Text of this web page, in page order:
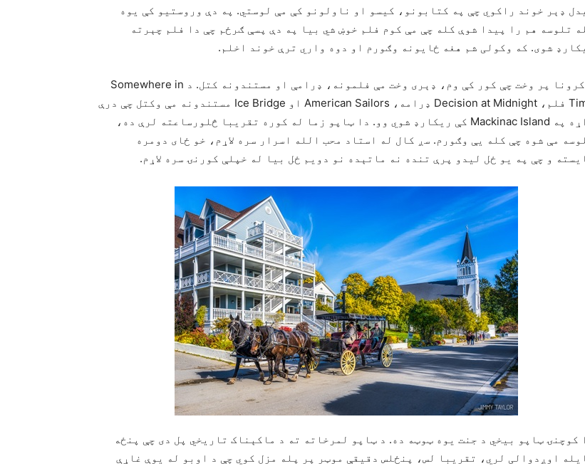
ډېر خوند راکوي چې په کتابونو، کیسو او ناولونو کې مې لوستي. په دې وروستیو کې یوه
تلوسه هم را پیدا شوې کله چې مې کوم فلم خوښ شي بیا په دې پسې ګرځم چې دا فلم چېرته
شوی. که وکولی شم هغه ځایونه وګورم او دوه واري ترې خوند اخلم.
د کرونا پر وخت چې کور کې وم، ډېری وخت مې فلمونه، ډرامې او مستندونه کتل. د Somewhere in
Time فلم، Decision at Midnight ډرامه، American Sailors او Ice Bridge مستندونه مې وکتل چې درې
واړه په Mackinac Island کې ریکارډ شوي وو. دا ټاپو زما له کوره تقریبا څلورساعته لرې ده،
مې شوه چې کله یې وګورم. سږ کال له استاد محب الله اسرار سره لاړم، خو ځای دومره
و چې په یو ځل لیدو پرې تنده نه ماتېده نو دویم ځل بیا له خپلې کورنۍ سره لاړم.
کوچنۍ ټاپو بیخي د جنت یوه ټوټه ده. د ټاپو لمرخاته ته د ماکېناک تاریخي‌ پل دی چې پنځه
اوږدوالی لري، تقریبا لس، پنځلس دقیقې موټر پر پله مزل کوي چې د اوبو له یوې غاړې